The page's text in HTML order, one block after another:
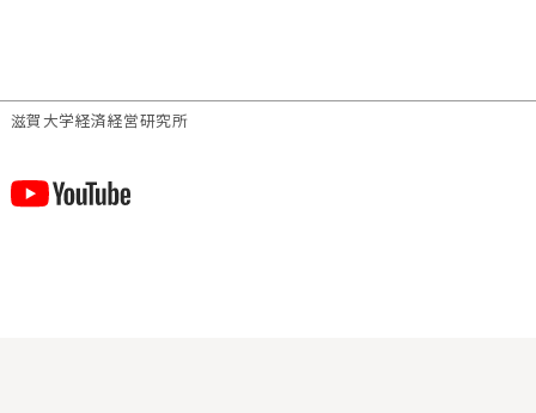
滋賀⼤学経済経営研究所